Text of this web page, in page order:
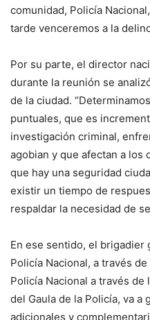
comunidad, Policía
tarde venceremos a la
Por su parte, el director
durante la reunión se
de la ciudad.
puntuales, que es
investigación criminal,
agobian y que afectan a los
que hay una seguridad
existir un tiempo de
respaldar la necesidad de
En ese sentido, el brigadier
Policía Nacional, a través
Policía Nacional a través
del Gaula de la Policía, va a
adicionales y